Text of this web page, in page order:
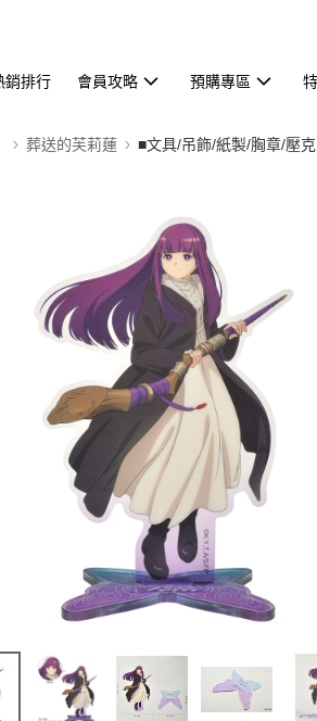
銷排行 會員攻略 預購專區
葬送的芙莉蓮 ■文具/吊飾/紙製/胸章/壓